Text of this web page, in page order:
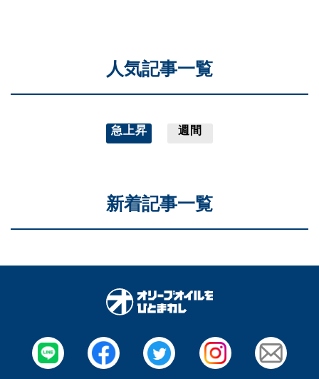
人気記事一覧
急上昇 週間
新着記事一覧